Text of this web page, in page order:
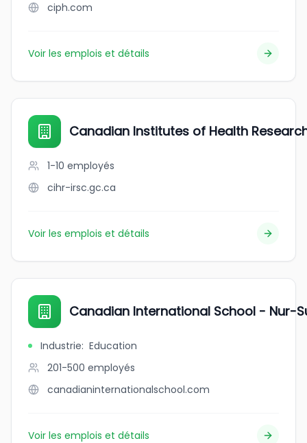
ciph.com
Voir les emplois et détails
Canadian Institutes of Health
1-10 employés
cihr-irsc.gc.ca
Voir les emplois et détails
Canadian International School - Nur-
Industrie: Education
201-500 employés
canadianinternationalschool.com
Voir les emplois et détails